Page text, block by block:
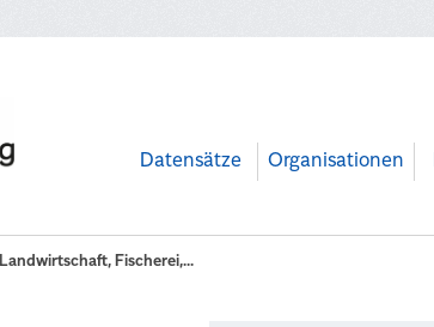
Datensätze Organisationen
Landwirtschaft, Fischerei,...